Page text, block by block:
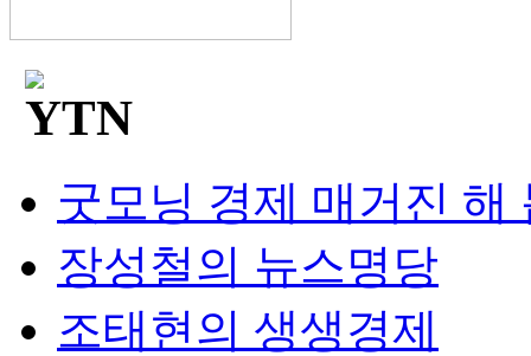
굿모닝 경제 매거진 해
장성철의 뉴스명당
조태현의 생생경제